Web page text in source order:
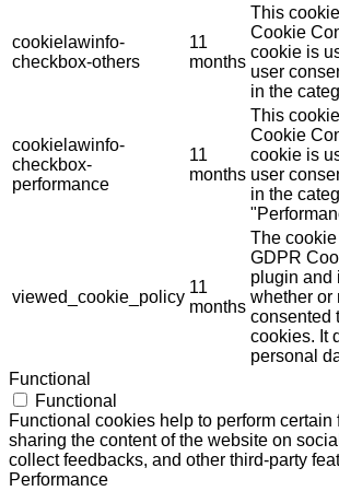
cookielawinfo-
checkbox-others
11
months
This
Cookie
cookie is
user
in the
cookielawinfo-
checkbox-
performance
11
months
This
Cookie
cookie is
user
in the
viewed_cookie_policy
11
months
The
GDPR
plugin and
whether or
consented
cookies. It
personal
Functional
Functional
Functional cookies help to perform
sharing the content of the website on
collect feedbacks, and other third-party
Performance